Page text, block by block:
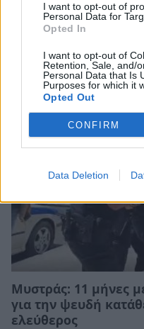
I want to opt-out of
Personal Data for
Opted In
I want to opt-out of
Retention, Sale, and/
Personal Data that Is
Purposes for which it
Opted Out
CONFIRM
Data Deletion
Η Γενική
08/08/2026 10:18
Μυστράς: 11 μήνες
για την ψευδή
ελεύθερος